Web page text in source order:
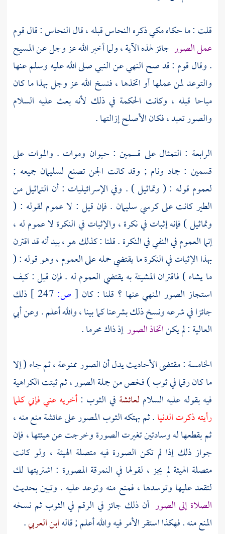
قلت : ما حكاهمكيذكرهالنحاسقبله ، قالالنحاس: قال قوم
عمل الصور جائز لهذه الآية ، ولما أخبر الله عز وجل عنالمسيح
. وقال قوم : قد صح النهي عن النبي صلى الله عليه وسلم عنها
والتوعد لمن عملها أو اتخذها ، فنسخ الله عز وجل بهذا ما كان
مباحا قبله ، وكانت الحكمة في ذلك لأنه بعث عليه السلام
والصور تعبد ، فكان الأصلح إزالتها .
الرابعة : التمثال على قسمين : حيوان وموات . والموات على
قسمين : جماد ونام ; وقد كانت الجن تصنع لسليمان جميعه ;
لعموم قوله : ( وتماثيل ) . وفي الإسرائيليات : أن التماثيل من
الطير كانت على كرسيسليمان . فإن قيل : لا عموم لقوله : (
وتماثيل ) فإنه إثبات في نكرة ، والإثبات في النكرة لا عموم له ،
إنما العموم في النفي في النكرة . قلنا : كذلك هو ، بيد أنه قد اقترن
بهذا الإثبات في النكرة ما يقتضي حمله على العموم ، وهو قوله : (
ما يشاء ) فاقتران المشيئة به يقتضي العموم له . فإن قيل : كيف
استجاز الصور المنهي عنها ؟ قلنا : كان [ ص:
ذلك
جائزا في شرعه ونسخ ذلك بشرعنا كما بينا ، والله أعلم . وعنأبي
العالية: لم يكناتخاذ الصورإذ ذاك محرما .
الخامسة : مقتضى الأحاديث يدل أن الصور ممنوعة ، ثم جاء ( إلا
ما كان رقما في ثوب ) فخص من جملة الصور ، ثم ثبتت الكراهية
فيه بقوله عليه السلام لعائشة في الثوب :أخريه عني فإني كلما
رأيته ذكرت الدنيا. ثم بهتكه الثوب المصور علىعائشةمنع منه ،
ثم بقطعها له وسادتين تغيرت الصورة وخرجت عن هيئتها ، فإن
جواز ذلك إذا لم تكن الصورة فيه متصلة الهيئة ، ولو كانت
متصلة الهيئة لم يجز ، لقولها في النمرقة المصورة : اشتريتها لك
لتقعد عليها وتوسدها ، فمنع منه وتوعد عليه . وتبين بحديث
الصلاة إلى الصور أن ذلك جائز في الرقم في الثوب ثم نسخه
المنع منه . فهكذا استقر الأمر فيه والله أعلم ; قالهابن العربي.